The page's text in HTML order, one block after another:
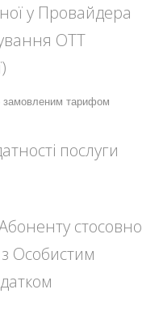
у Провайдера
ОТТ
тарифом
послуги
стосовно
Особистим